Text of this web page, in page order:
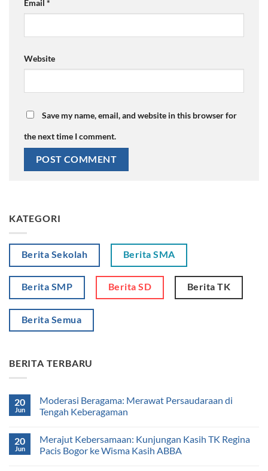
Email *
Website
Save my name, email, and website in this browser for
the next time I comment.
KATEGORI
Berita Sekolah Berita SMA
Berita SMP Berita SD Berita TK
Berita Semua
BERITA TERBARU
20
Jun
Moderasi Beragama: Merawat Persaudaraan di
Tengah Keberagaman
20
Jun
Merajut Kebersamaan: Kunjungan Kasih TK Regina
Pacis Bogor ke Wisma Kasih ABBA